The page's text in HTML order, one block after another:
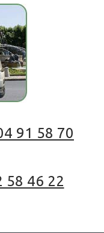
91 58 70
58 46 22